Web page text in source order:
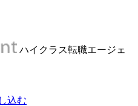
ハイクラス転職エージェ
込む